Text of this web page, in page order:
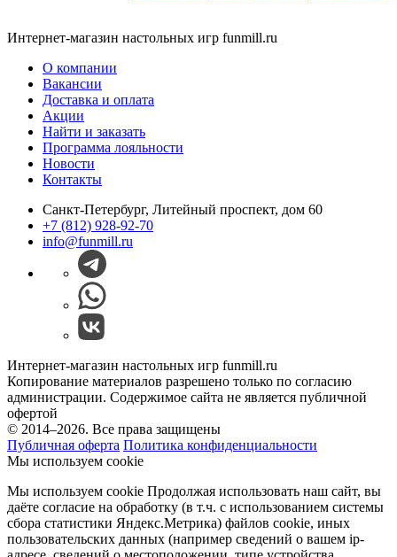
Интернет-магазин настольных игр funmill.ru
О компании
Вакансии
Доставка и оплата
Акции
Найти и заказать
Программа лояльности
Новости
Контакты
Санкт-Петербург, Литейный проспект, дом 60
+7 (812) 928-92-70
info@funmill.ru
Интернет-магазин настольных игр funmill.ru
Копирование материалов разрешено только по согласию
администрации. Содержимое сайта не является публичной
офертой
© 2014–2026. Все права защищены
Публичная оферта Политика конфиденциальности
Мы используем cookie
Мы используем cookie Продолжая использовать наш cайт, вы
даёте согласие на обработку (в т.ч. с использованием системы
сбора статистики Яндекс.Метрика) файлов cookie, иных
пользовательских данных (например сведений о вашем ip-